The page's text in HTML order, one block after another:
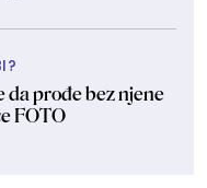
da prođe bez njene
FOTO